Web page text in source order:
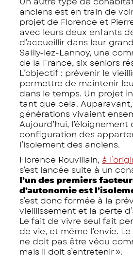
anciens est en train de
projet de Florence et
avec leurs deux enfants
d’accueillir dans leur
Sailly-lez-Lannoy, une
de la France, six seniors
L’objectif : prévenir le
permettre de maintenir
dans le temps. Un projet
tant que cela.
générations vivaient
Aujourd’hui, l’éloignement
configuration des
l’isolement des anciens.
Florence Rouvillain, à
s’est lancée suite à un
l’un des premiers
d’autonomie est
s’est donc formée à la
vieillissement et la perte
Le fait de vivre seul fait
de vie, et même l’envie.
ne doit pas être vécu
mais il doit s’entretenir».